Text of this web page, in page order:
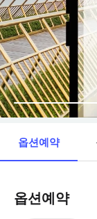
옵션예약
옵션예약